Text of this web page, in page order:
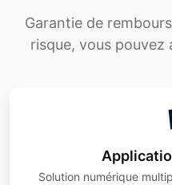
Garantie de
risque, vous
Solution numérique